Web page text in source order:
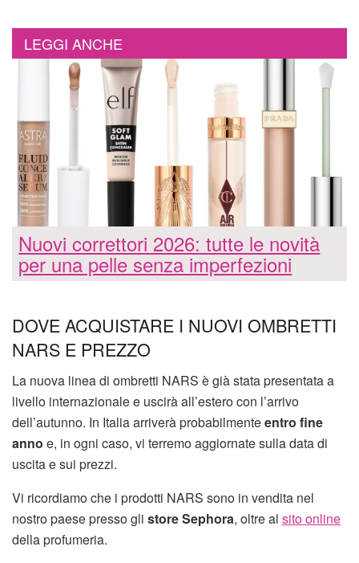
LEGGI ANCHE
Nuovi correttori 2026: tutte le novità
per una pelle senza imperfezioni
DOVE ACQUISTARE I NUOVI OMBRETTI
NARS E PREZZO
La nuova linea di ombretti NARS è già stata presentata a
livello internazionale e uscirà all’estero con l’arrivo
dell’autunno. In Italia arriverà probabilmenteentro fine
anno e, in ogni caso, vi terremo aggiornate sulla data di
uscita e sui prezzi.
Vi ricordiamo che i prodotti NARS sono in vendita nel
nostro paese presso gli store Sephora, oltre al sito online
della profumeria.